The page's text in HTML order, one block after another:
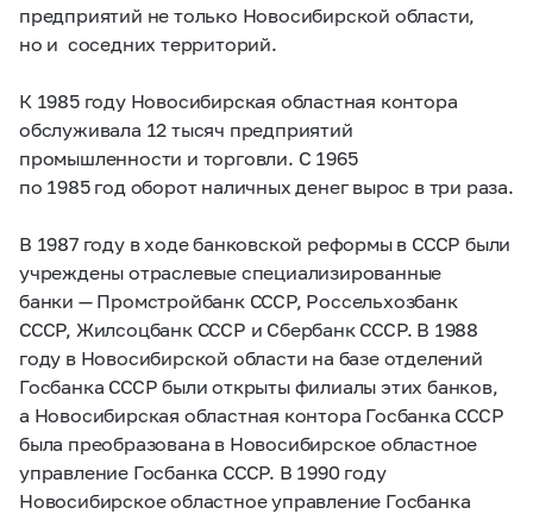
предприятий не только Новосибирской области,
но и соседних территорий.
К 1985 году Новосибирская областная контора
обслуживала 12 тысяч предприятий
промышленности и торговли. С 1965
по 1985 год оборот наличных денег вырос в три раза.
В 1987 году в ходе банковской реформы в СССР были
учреждены отраслевые специализированные
банки — Промстройбанк СССР, Россельхозбанк
СССР, Жилсоцбанк СССР и Сбербанк СССР. В 1988
году в Новосибирской области на базе отделений
Госбанка СССР были открыты филиалы этих банков,
а Новосибирская областная контора Госбанка СССР
была преобразована в Новосибирское областное
управление Госбанка СССР. В 1990 году
Новосибирское областное управление Госбанка